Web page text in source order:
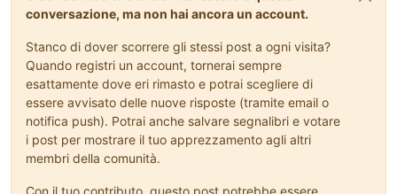
conversazione, ma non hai ancora un account.
Stanco di dover scorrere gli stessi post a ogni visita?
Quando registri un account, tornerai sempre
esattamente dove eri rimasto e potrai scegliere di
essere avvisato delle nuove risposte (tramite email o
notifica push). Potrai anche salvare segnalibri e votare
i post per mostrare il tuo apprezzamento agli altri
membri della comunità.
Con il tuo contributo, questo post potrebbe essere